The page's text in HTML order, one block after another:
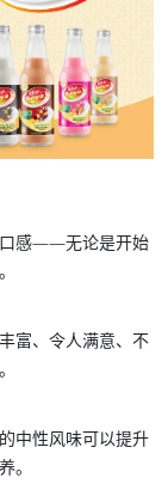
口感——无论是开始
富、令人满意、不
中性风味可以提升
。